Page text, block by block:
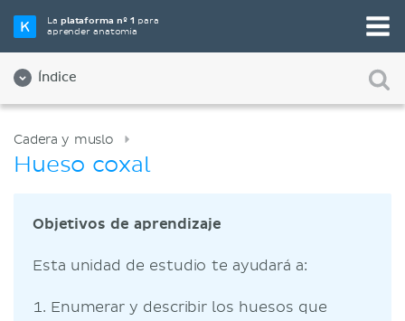
Laplataforma nº 1 para
aprender anatomía
Índice
Cadera y muslo
Hueso coxal
Objetivos de aprendizaje
Esta unidad de estudio te ayudará a:
Enumerar y describir los huesos que